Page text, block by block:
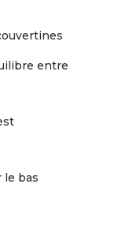
entre
le bas